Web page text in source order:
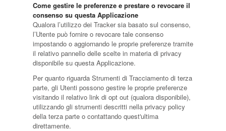
Come gestire le preferenze e prestare o revocare il
consenso su questa Applicazione
Qualora l’utilizzo dei Tracker sia basato sul consenso,
l’Utente può fornire o revocare tale consenso
impostando o aggiornando le proprie preferenze tramite
il relativo pannello delle scelte in materia di privacy
disponibile su questa Applicazione.
Per quanto riguarda Strumenti di Tracciamento di terza
parte, gli Utenti possono gestire le proprie preferenze
visitando il relativo link di opt out (qualora disponibile),
utilizzando gli strumenti descritti nella privacy policy
della terza parte o contattando quest'ultima
direttamente.